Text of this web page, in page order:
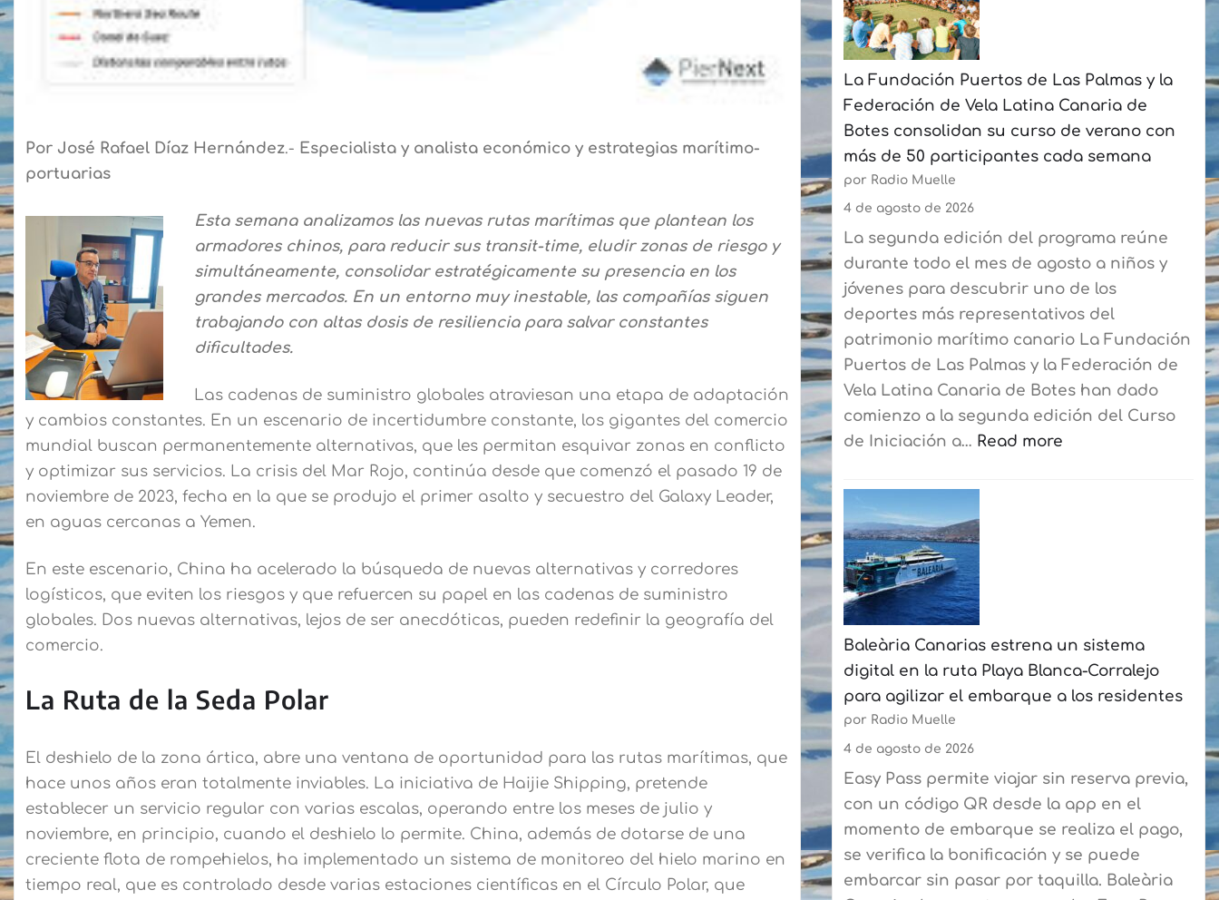
Por José Rafael Díaz Hernández.- Especialista y analista económico y estrategias marítimo-
portuarias
Esta semana analizamos las nuevas rutas marítimas que plantean los
armadores chinos, para reducir sus transit-time, eludir zonas de riesgo y
simultáneamente, consolidar estratégicamente su presencia en los
grandes mercados. En un entorno muy inestable, las compañías siguen
trabajando con altas dosis de resiliencia para salvar constantes
dificultades.
Las cadenas de suministro globales atraviesan una etapa de adaptación
y cambios constantes. En un escenario de incertidumbre constante, los gigantes del comercio
mundial buscan permanentemente alternativas, que les permitan esquivar zonas en conflicto
y optimizar sus servicios. La crisis del Mar Rojo, continúa desde que comenzó el pasado 19 de
noviembre de 2023, fecha en la que se produjo el primer asalto y secuestro del Galaxy Leader,
en aguas cercanas a Yemen.
En este escenario, China ha acelerado la búsqueda de nuevas alternativas y corredores
logísticos, que eviten los riesgos y que refuercen su papel en las cadenas de suministro
globales. Dos nuevas alternativas, lejos de ser anecdóticas, pueden redefinir la geografía del
comercio.
La Ruta de la Seda Polar
El deshielo de la zona ártica, abre una ventana de oportunidad para las rutas marítimas, que
hace unos años eran totalmente inviables. La iniciativa de Haijie Shipping, pretende
establecer un servicio regular con varias escalas, operando entre los meses de julio y
noviembre, en principio, cuando el deshielo lo permite. China, además de dotarse de una
creciente flota de rompehielos, ha implementado un sistema de monitoreo del hielo marino en
tiempo real, que es controlado desde varias estaciones científicas en el Círculo Polar, que
cierra
hasta
julio
con
un
crecimiento
acumulado
del
6,8%
La Fundación Puertos de Las Palmas y la
Federación de Vela Latina Canaria de
Botes consolidan su curso de verano con
más de 50 participantes cada semana
por Radio Muelle
4 de agosto de 2026
La segunda edición del programa reúne
durante todo el mes de agosto a niños y
jóvenes para descubrir uno de los
deportes más representativos del
patrimonio marítimo canario La Fundación
Puertos de Las Palmas y la Federación de
Vela Latina Canaria de Botes han dado
comienzo a la segunda edición del Curso
de Iniciación a… Read more
La
Fundación
Puertos
de
Las
Palmas
y
la
Federación
de
Vela
Latina
Canaria
de
Botes
consolidan
Baleària Canarias estrena un sistema
digital en la ruta Playa Blanca-Corralejo
para agilizar el embarque a los residentes
por Radio Muelle
4 de agosto de 2026
Easy Pass permite viajar sin reserva previa,
con un código QR desde la app en el
momento de embarque se realiza el pago,
se verifica la bonificación y se puede
embarcar sin pasar por taquilla. Baleària